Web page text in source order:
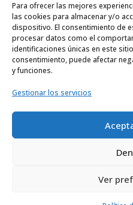
Para ofrecer las mejores
las cookies para almacenar y/o
dispositivo. El consentimiento de
procesar datos como el
identificaciones únicas en este
consentimiento, puede afectar
y funciones.
Gestionar los servicios
Ver
INFORMACIÓN
Historia
Información social
Memorias Anuales
Otra información económica
Normativa de Interés
Protección de datos–